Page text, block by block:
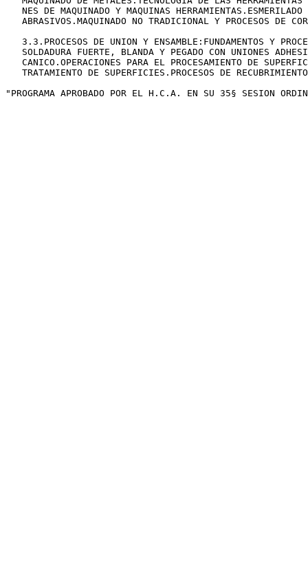
NES DE MAQUINADO Y MAQUINAS
ABRASIVOS.MAQUINADO NO TRADICIONAL Y PROCESOS DE
3.3.PROCESOS DE UNION Y ENSAMBLE:FUNDAMENTOS Y
SOLDADURA FUERTE, BLANDA Y PEGADO CON UNIONES
CANICO.OPERACIONES PARA EL PROCESAMIENTO DE
TRATAMIENTO DE SUPERFICIES.PROCESOS DE
"PROGRAMA APROBADO POR EL H.C.A. EN SU 35§ SESION